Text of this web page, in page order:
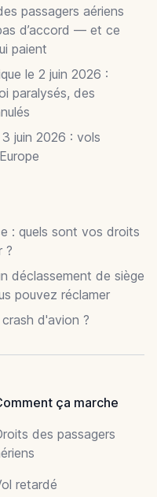
passagers aériens
d’accord — et ce
paient
le 2 juin 2026 :
paralysés, des
juin 2026 : vols
: quels sont vos droits
?
déclassement de siège
pouvez réclamer
d'avion ?
ça marche
des passagers
retardé